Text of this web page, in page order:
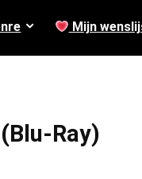
Mijn
Ray)